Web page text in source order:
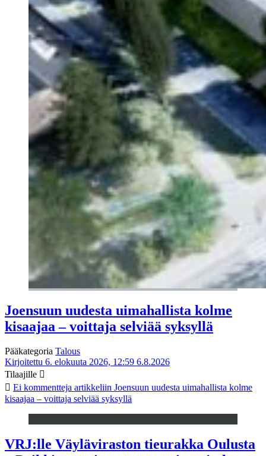
Joensuun uudesta uimahallista kolme
kisaajaa – voittaja selviää syksyllä
Pääkategoria Talous
Kirjoitettu 6. elokuuta 2026, 12:59 6.8.2026
Tilaajille
Ei kommentteja artikkeliin Joensuun uudesta uimahallista kolme
kisaajaa – voittaja selviää syksyllä
VRJ:lle Väyläviraston tieurakka Oulusta